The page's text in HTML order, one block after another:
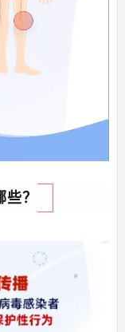
？